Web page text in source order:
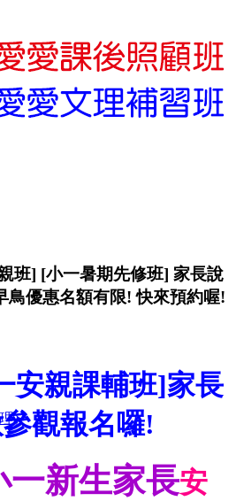
)
班] [小一暑期先修班] 家長說
鳥優惠名額有限! 快來預約喔!
安親課輔班]家長
觀報名囉!
一新生家長安